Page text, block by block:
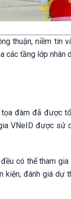
thuận, niềm tin
tầng lớp
đàm đã được
VNeID được sử
có thể tham
đánh giá dự